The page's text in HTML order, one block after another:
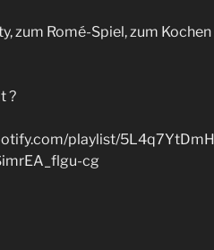
zum Romé-Spiel, zum
?
playlist/
cg